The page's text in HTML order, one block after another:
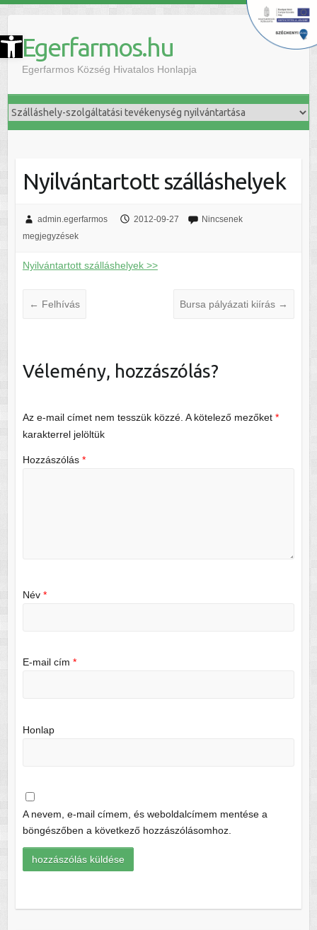
Eszköztár megnyitása Egerfarmos.hu
Egerfarmos Község Hivatalos Honlapja
Nyilvántartott szálláshelyek
admin.egerfarmos 2012-09-27
Nincsenek
megjegyzések
Nyilvántartott szálláshelyek >>
← Felhívás Bursa pályázati kiírás →
Vélemény, hozzászólás?
Az e-mail címet nem tesszük közzé. A kötelező mezőket *
karakterrel jelöltük
Hozzászólás *
Név *
E-mail cím *
Honlap
A nevem, e-mail címem, és weboldalcímem mentése a
böngészőben a következő hozzászólásomhoz.